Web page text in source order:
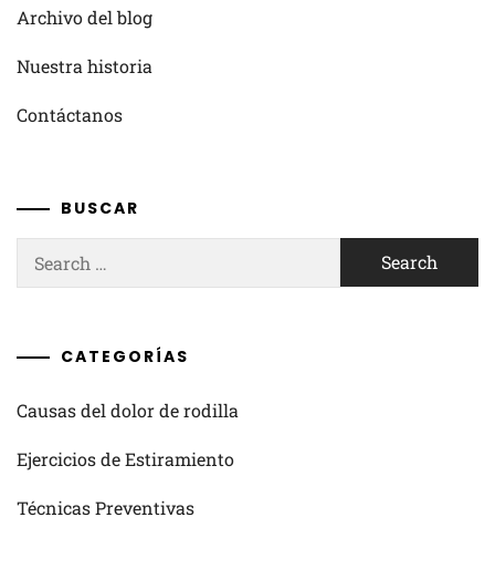
Archivo del blog
Nuestra historia
Contáctanos
BUSCAR
for:
CATEGORÍAS
Causas del dolor de rodilla
Ejercicios de Estiramiento
Técnicas Preventivas